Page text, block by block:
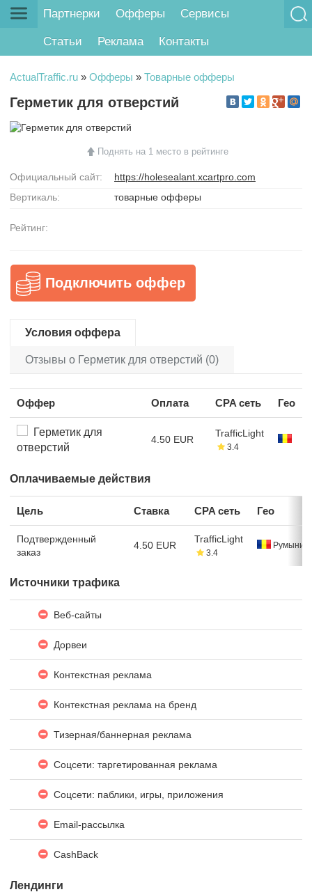
Партнерки Офферы Сервисы
Статьи Реклама Контакты
ActualTraffic.ru » Офферы » Товарные офферы
Герметик для отверстий
Поднять на 1 место в рейтинге
Официальный сайт:
https://holesealant.xcartpro.com
Вертикаль:
товарные офферы
Рейтинг:
Подключить оффер
Условия оффера
Отзывы о Герметик для отверстий (0)
Оффер Оплата CPA сеть Гео
Герметик для
отверстий
4.50 EUR
TrafficLight
3.4
Оплачиваемые действия
Цель Ставка CPA сеть Гео
Подтвержденный
заказ
4.50 EUR
TrafficLight
3.4
Румыния
Источники трафика
Веб-сайты
Дорвеи
Контекстная реклама
Контекстная реклама на бренд
Тизерная/баннерная реклама
Соцсети: таргетированная реклама
Соцсети: паблики, игры, приложения
Email-рассылка
CashBack
Лендинги